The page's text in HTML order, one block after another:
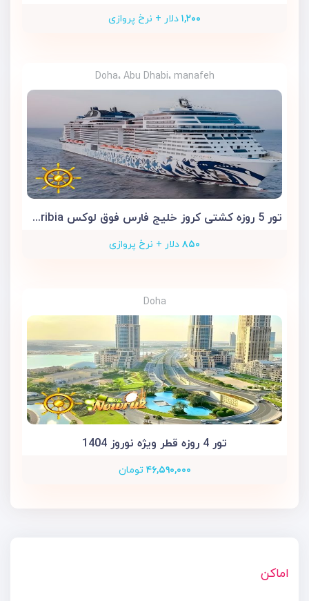
۱,۲۰۰ دلار + نرخ پروازی
Doha، Abu Dhabi، manafeh
تور 5 روزه کشتی کروز خلیج فارس فوق لوکس MSC Euribia
۸۵۰ دلار + نرخ پروازی
Doha
تور 4 روزه قطر ویژه نوروز 1404
۴۶,۵۹۰,۰۰۰ تومان
اماکن